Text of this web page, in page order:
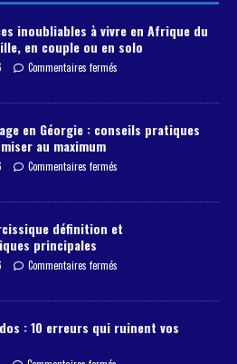
inoubliables à vivre en Afrique du
en couple ou en solo
Commentaires fermés
en Géorgie : conseils pratiques
au maximum
Commentaires fermés
définition et
principales
Commentaires fermés
: 10 erreurs qui ruinent vos